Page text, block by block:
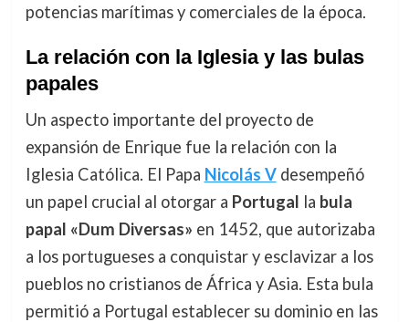
potencias marítimas y comerciales de la época.
La relación con la Iglesia y las bulas
papales
Un aspecto importante del proyecto de
expansión de Enrique fue la relación con la
Iglesia Católica. El Papa Nicolás Vdesempeñó
un papel crucial al otorgar a Portugal la bula
papal «Dum Diversas» en 1452, que autorizaba
a los portugueses a conquistar y esclavizar a los
pueblos no cristianos de África y Asia. Esta bula
permitió a Portugal establecer su dominio en las